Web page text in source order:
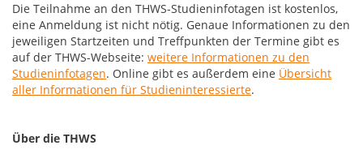
Die Teilnahme an den THWS-Studieninfotagen ist kostenlos,
eine Anmeldung ist nicht nötig. Genaue Informationen zu den
jeweiligen Startzeiten und Treffpunkten der Termine gibt es
auf der THWS-Webseite: weitere Informationen zu den
Studieninfotagen. Online gibt es außerdem eine Übersicht
aller Informationen für Studieninteressierte.
Über die THWS